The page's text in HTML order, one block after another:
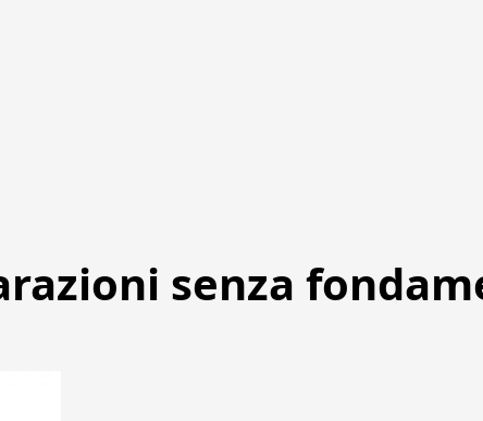
senza